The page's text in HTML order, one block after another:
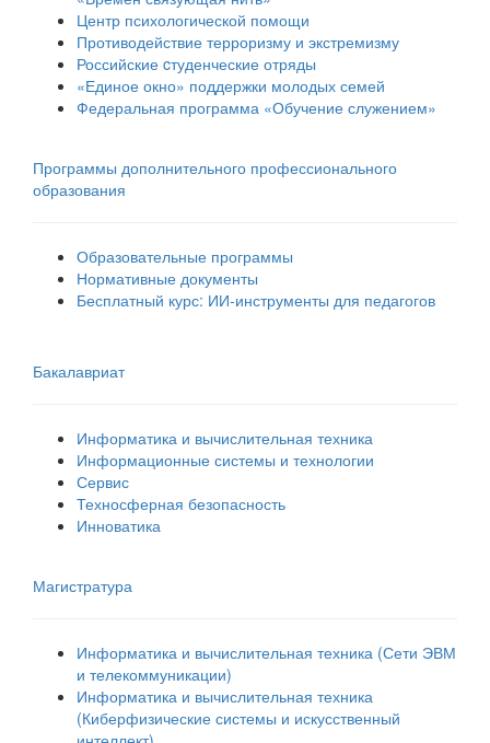
Центр психологической помощи
Противодействие терроризму и экстремизму
Российские cтуденческие отряды
«Единое окно» поддержки молодых семей
Федеральная программа «Обучение служением»
Программы дополнительного профессионального
образования
Образовательные программы
Нормативные документы
Бесплатный курс: ИИ‑инструменты для педагогов
Бакалавриат
Информатика и вычислительная техника
Информационные системы и технологии
Сервис
Техносферная безопасность
Инноватика
Магистратура
Информатика и вычислительная техника (Сети ЭВМ
и телекоммуникации)
Информатика и вычислительная техника
(Киберфизические системы и искусственный